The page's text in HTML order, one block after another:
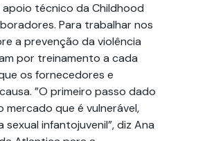
técnico da Childhood
Para trabalhar nos
a prevenção da violência
por treinamento a cada
os fornecedores e
”O primeiro passo dado
que é vulnerável,
infantojuvenil”, diz Ana